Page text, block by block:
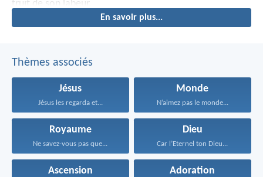
fruit de son labeur.
En savoir plus...
Thèmes associés
Jésus
Jésus les regarda et...
Monde
N’aimez pas le monde...
Royaume
Ne savez-vous pas que...
Dieu
Car l’Eternel ton Dieu...
Ascension Adoration